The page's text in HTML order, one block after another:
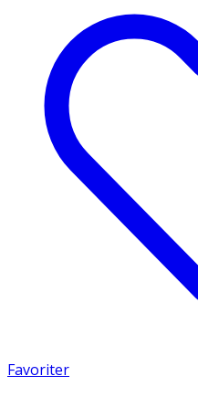
Favoriter